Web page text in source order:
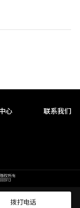
心 联系我们
权所有
拨打电话